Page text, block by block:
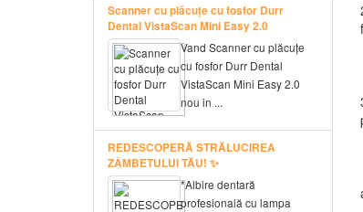
Scanner cu plăcuțe cu fosfor Durr
Dental VistaScan Mini Easy 2.0
Vand Scanner cu plăcuțe
cu fosfor Durr Dental
VistaScan Mini Easy 2.0
nou in ...
REDESCOPERĂ STRĂLUCIREA
ZÂMBETULUI TĂU! ✨
*Albire dentară
profesională cu lampa